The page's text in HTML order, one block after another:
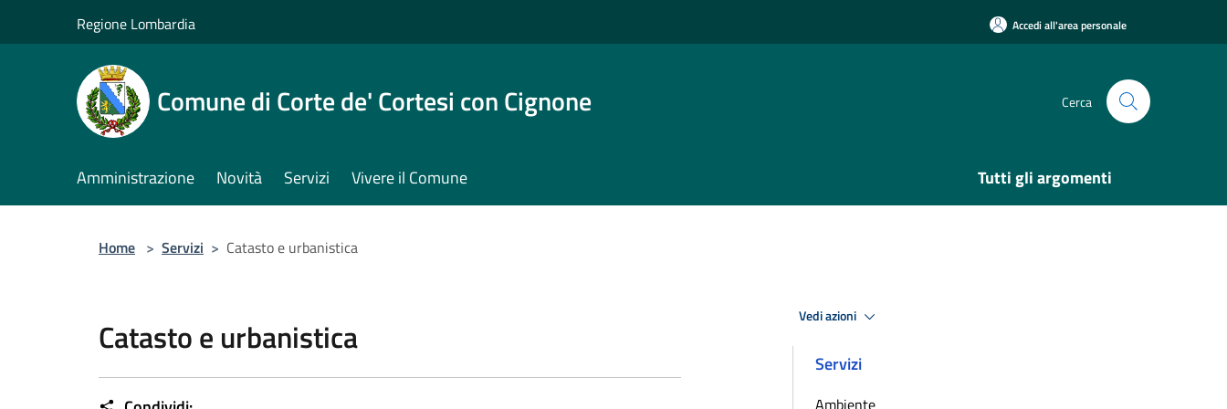
Regione Lombardia Accedi all'area personale
Comune di Corte de' Cortesi con Cignone Cerca
Amministrazione Novità Servizi Vivere il Comune Tutti gli argomenti
Home > Servizi > Catasto e urbanistica
Catasto e urbanistica Vedi azioni
Servizi
Ambiente